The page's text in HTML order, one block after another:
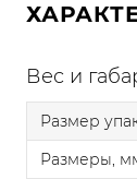
Вес и
Размер
Размеры,